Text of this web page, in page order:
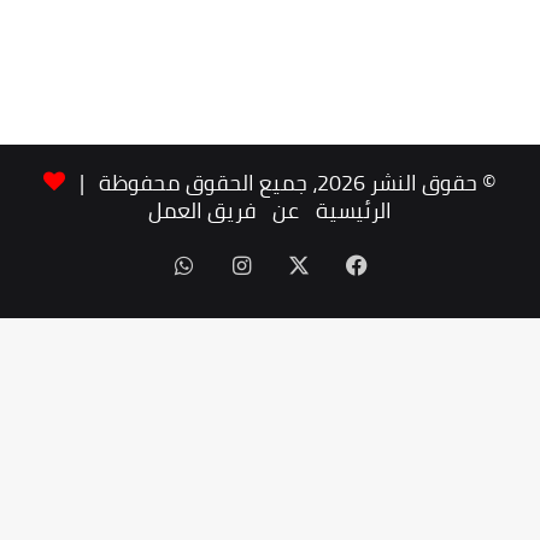
© حقوق النشر 2026، جميع الحقوق محفوظة |
الرئيسية عن فريق العمل
فيسبوك
انستقرامواتساب